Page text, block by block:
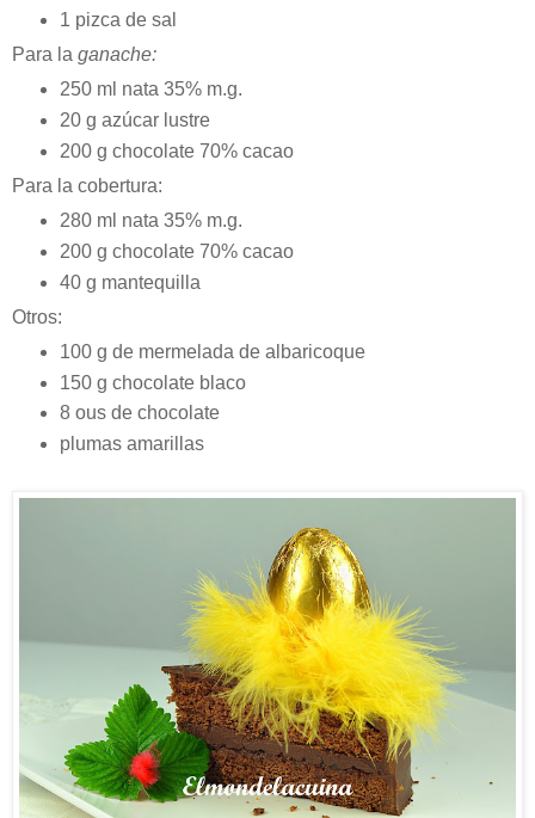
1 pizca de sal
Para la ganache:
250 ml nata 35% m.g.
20 g azúcar lustre
200 g chocolate 70% cacao
Para la cobertura:
280 ml nata 35% m.g.
200 g chocolate 70% cacao
40 g mantequilla
Otros:
100 g de mermelada de albaricoque
150 g chocolate blaco
8 ous de chocolate
plumas amarillas